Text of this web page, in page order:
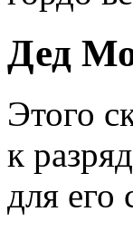
Дед
Этого
к
для его